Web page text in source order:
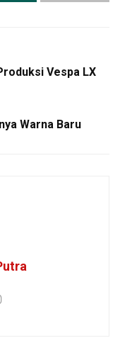
Vespa LX
Warna Baru